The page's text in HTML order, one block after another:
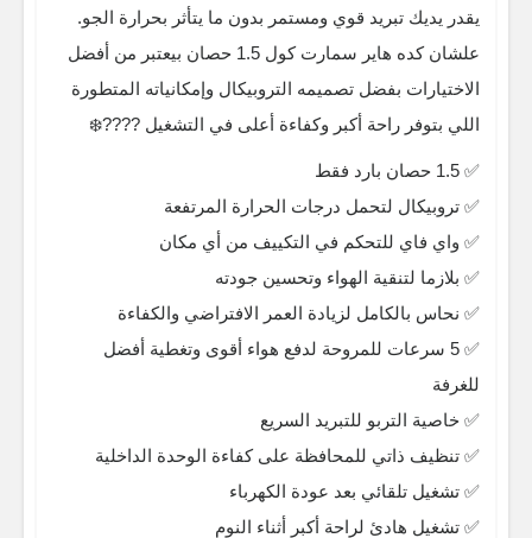
يقدر يديك تبريد قوي ومستمر بدون ما يتأثر بحرارة الجو.
علشان كده هاير سمارت كول 1.5 حصان بيعتبر من أفضل
الاختيارات بفضل تصميمه التروبيكال وإمكانياته المتطورة
اللي بتوفر راحة أكبر وكفاءة أعلى في التشغيل ????❄️
✅ 1.5 حصان بارد فقط
✅ تروبيكال لتحمل درجات الحرارة المرتفعة
✅ واي فاي للتحكم في التكييف من أي مكان
✅ بلازما لتنقية الهواء وتحسين جودته
✅ نحاس بالكامل لزيادة العمر الافتراضي والكفاءة
✅ 5 سرعات للمروحة لدفع هواء أقوى وتغطية أفضل
للغرفة
✅ خاصية التربو للتبريد السريع
✅ تنظيف ذاتي للمحافظة على كفاءة الوحدة الداخلية
✅ تشغيل تلقائي بعد عودة الكهرباء
✅ تشغيل هادئ لراحة أكبر أثناء النوم